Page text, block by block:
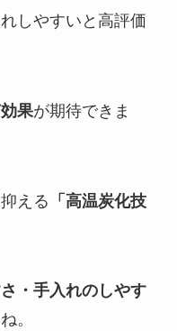
しやすいと高評価
果が期待できま
える 「高温炭化技
・手入れのしやす
。